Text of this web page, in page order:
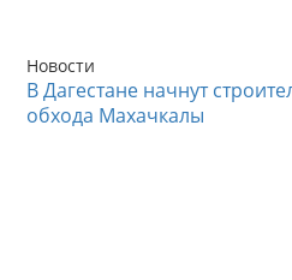
Новости
В Дагестане начнут
обхода Махачкалы